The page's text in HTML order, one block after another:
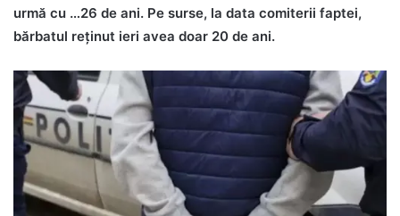
urmă cu …26 de ani. Pe surse, la data comiterii faptei,
bărbatul reținut ieri avea doar 20 de ani.